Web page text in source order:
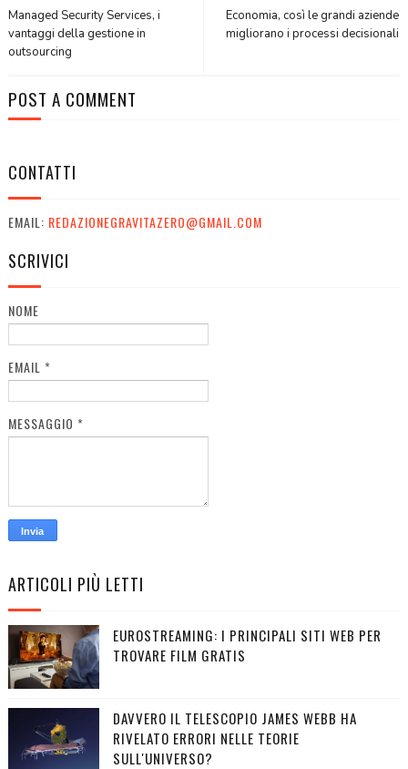
Economia, così le grandi aziende
migliorano i processi decisionali
Managed Security Services, i
vantaggi della gestione in
outsourcing
POST A COMMENT
CONTATTI
EMAIL: REDAZIONEGRAVITAZERO@GMAIL.COM
SCRIVICI
NOME
EMAIL *
MESSAGGIO *
ARTICOLI PIÙ LETTI
EUROSTREAMING: I PRINCIPALI SITI WEB PER
TROVARE FILM GRATIS
DAVVERO IL TELESCOPIO JAMES WEBB HA
RIVELATO ERRORI NELLE TEORIE
SULL'UNIVERSO?